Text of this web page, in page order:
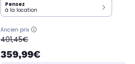
Pensez
à la location
Ancien prix
oldPrice
401,45€
359,99€